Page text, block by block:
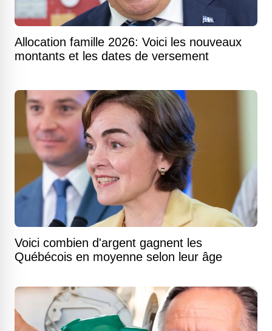
Allocation famille 2026: Voici les nouveaux
montants et les dates de versement
Voici combien d'argent gagnent les
Québécois en moyenne selon leur âge